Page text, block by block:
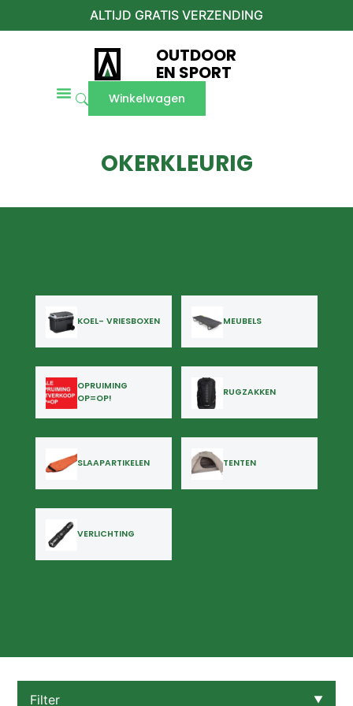
ALTIJD GRATIS VERZENDING
OUTDOOR
EN SPORT
Winkelwagen
OKERKLEURIG
KOEL- VRIESBOXEN MEUBELS
OPRUIMING
OP=OP!
RUGZAKKEN
SLAAPARTIKELEN TENTEN
VERLICHTING
Filter ▼